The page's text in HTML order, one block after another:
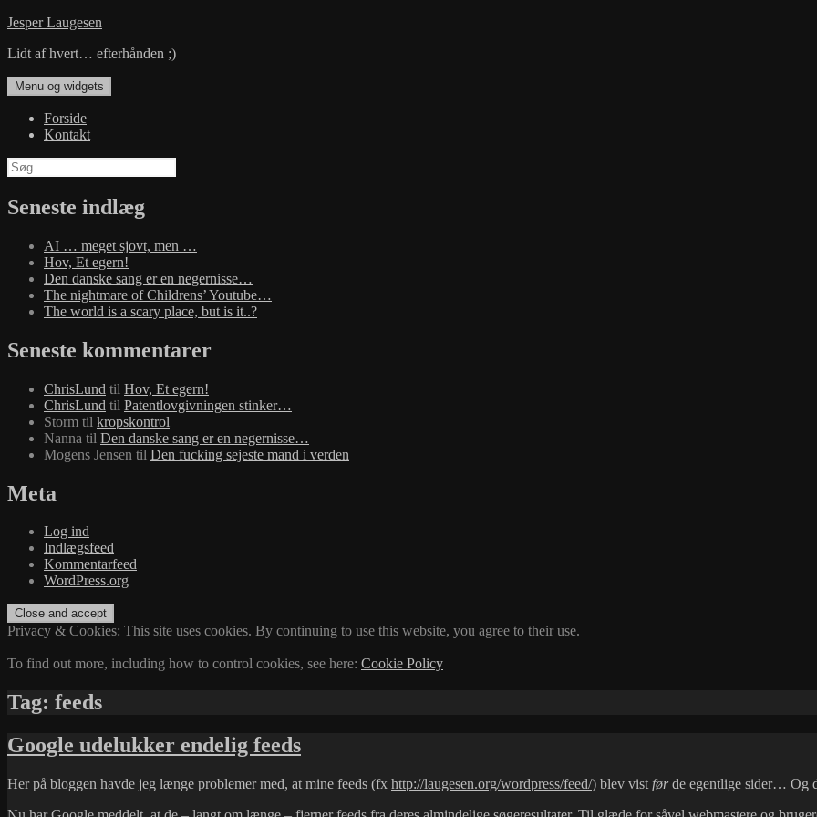
Hop
indhold
Jesper Laugesen
Lidt af hvert… efterhånden ;)
Menu og widgets
Forside
Kontakt
Søg
efter:
Seneste indlæg
AI … meget sjovt, men …
Hov, Et egern!
Den danske sang er en negernisse…
The nightmare of Childrens’ Youtube…
The world is a scary place, but is it..?
Seneste kommentarer
ChrisLund til Hov, Et egern!
ChrisLund til Patentlovgivningen stinker…
Storm til kropskontrol
Nanna til Den danske sang er en negernisse…
Mogens Jensen til Den fucking sejeste mand i verden
Meta
Log ind
Indlægsfeed
Kommentarfeed
WordPress.org
Privacy & Cookies: This site uses cookies. By continuing to use this website, you agree to their use.
To find out more, including how to control cookies, see here: Cookie Policy
Tag: feeds
Google udelukker endelig feeds
Her på bloggen havde jeg længe problemer med, at mine feeds (fx http://laugesen.org/wordpress/feed/) blev vist førde egentlige sider… Og